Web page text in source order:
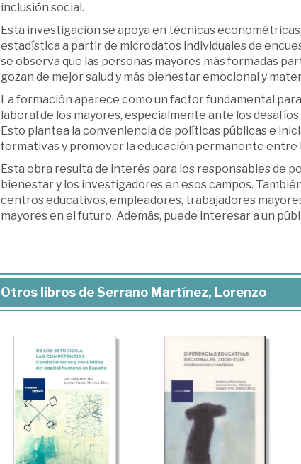
inclusión social.
Esta investigación se apoya en técnicas
estadística a partir de microdatos individuales de
se observa que las personas mayores más formadas
gozan de mejor salud y más bienestar emocional y
La formación aparece como un factor fundamental
laboral de los mayores, especialmente ante los
Esto plantea la conveniencia de políticas públicas e
formativas y promover la educación permanente entre
Esta obra resulta de interés para los responsables de
bienestar y los investigadores en esos campos.
centros educativos, empleadores, trabajadores
mayores en el futuro. Además, puede interesar a un
Otros libros de Serrano Martínez, Lorenzo